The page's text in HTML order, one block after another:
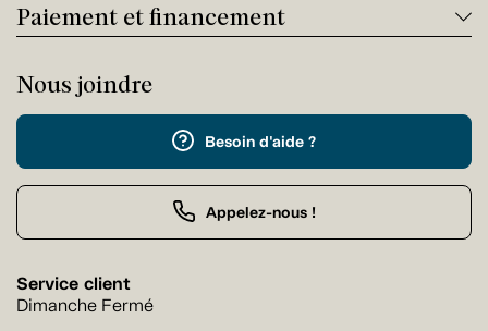
Paiement et financement
Nous joindre
Besoin d'aide ?
Appelez-nous !
Service client
Dimanche Fermé